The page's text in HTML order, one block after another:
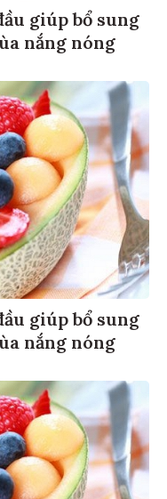
giúp bổ sung
nắng nóng
giúp bổ sung
nắng nóng